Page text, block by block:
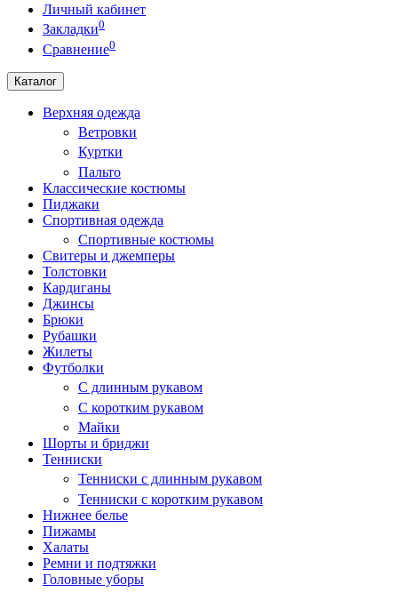
Личный кабинет
Закладки0
Сравнение0
Каталог
Верхняя одежда
Ветровки
Куртки
Пальто
Классические костюмы
Пиджаки
Спортивная одежда
Спортивные костюмы
Свитеры и джемперы
Толстовки
Кардиганы
Джинсы
Брюки
Рубашки
Жилеты
Футболки
С длинным рукавом
С коротким рукавом
Майки
Шорты и бриджи
Тенниски
Тенниски с длинным рукавом
Тенниски с коротким рукавом
Нижнее белье
Пижамы
Халаты
Ремни и подтяжки
Головные уборы